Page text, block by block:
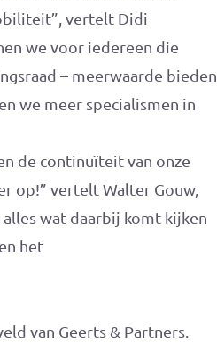
vertelt Didi
we voor iedereen die
– meerwaarde bieden
we meer specialismen in
de continuïteit van onze
op!” vertelt Walter Gouw,
wat daarbij komt kijken
het
van Geerts & Partners.